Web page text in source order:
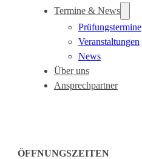
Termine & News
Prüfungstermine
Veranstaltungen
News
Über uns
Ansprechpartner
ÖFFNUNGSZEITEN